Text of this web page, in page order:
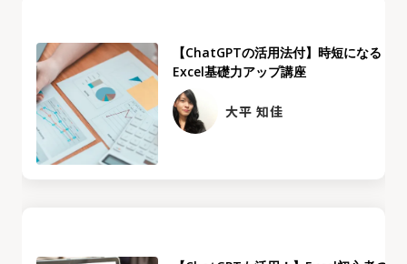
【ChatGPTの活用法付】時短になる
Excel基礎力アップ講座
大平 知佳